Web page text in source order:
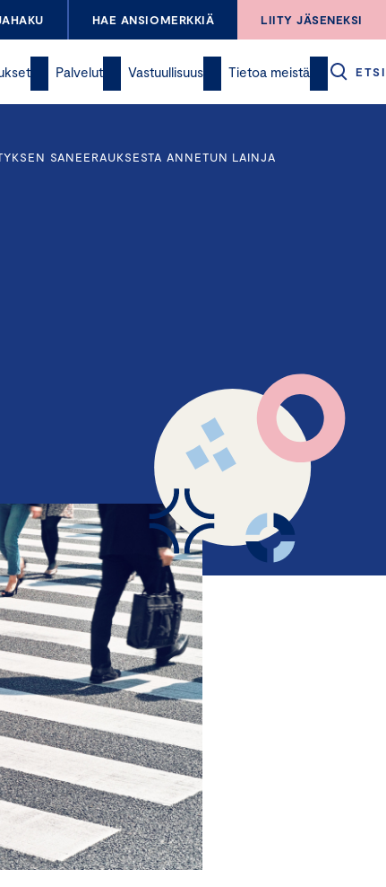
HAE ANSIOMERKKIÄ LIITY JÄSENEKSI
Palvelut Vastuullisuus Tietoa meistä ETSI
SANEERAUKSESTA ANNETUN LAINJA